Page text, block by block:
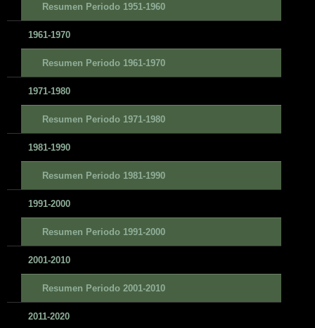
Resumen Periodo 1951-1960
1961-1970
Resumen Periodo 1961-1970
1971-1980
Resumen Periodo 1971-1980
1981-1990
Resumen Periodo 1981-1990
1991-2000
Resumen Periodo 1991-2000
2001-2010
Resumen Periodo 2001-2010
2011-2020